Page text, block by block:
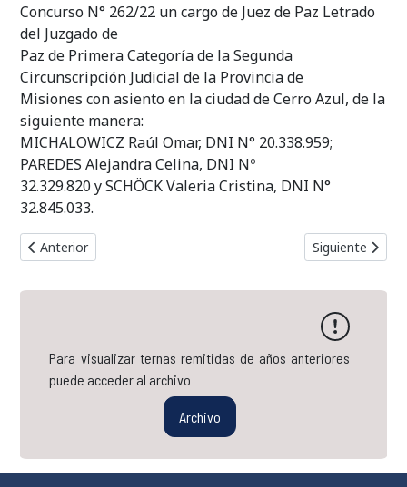
Concurso N° 262/22 un cargo de Juez de Paz Letrado
del Juzgado de
Paz de Primera Categoría de la Segunda
Circunscripción Judicial de la Provincia de
Misiones con asiento en la ciudad de Cerro Azul, de la
siguiente manera:
MICHALOWICZ Raúl Omar, DNI N° 20.338.959;
PAREDES Alejandra Celina, DNI Nº
32.329.820 y SCHÖCK Valeria Cristina, DNI N°
32.845.033.
Artículo anterior: Terna Concurso Nº 277/23 // Defensor Oficial
Anterior Artículo
Siguiente
Para visualizar ternas remitidas de años anteriores
puede acceder al archivo
Archivo